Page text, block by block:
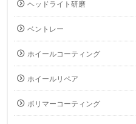
ヘッドライト研磨
ベントレー
ホイールコーティング
ホイールリペア
ポリマーコーティング